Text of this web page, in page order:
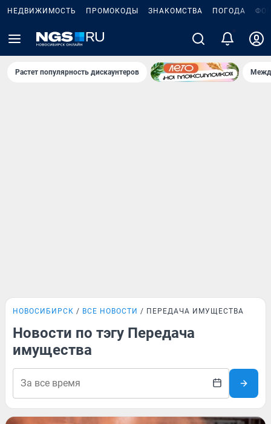
НЕДВИЖИМОСТЬ ПРОМОКОДЫ ЗНАКОМСТВА ПОГОДА
Растет популярность дискаунтеров
НОВОСИБИРСК ВСЕ НОВОСТИ ПЕРЕДАЧА ИМУЩЕСТВА
Новости по тэгу Передача
имущества